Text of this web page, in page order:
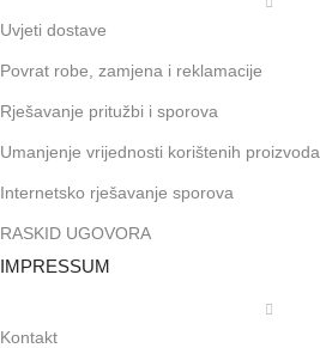
Uvjeti dostave
Povrat robe, zamjena i reklamacije
Rješavanje pritužbi i sporova
Umanjenje vrijednosti korištenih proizvoda
Internetsko rješavanje sporova
RASKID UGOVORA
IMPRESSUM
Kontakt